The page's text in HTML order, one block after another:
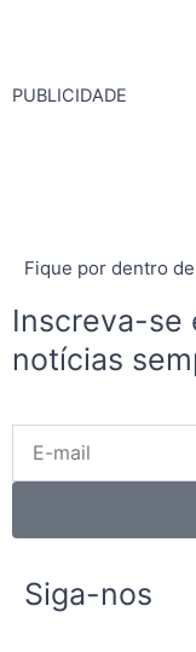
PUBLICIDADE
Fique por dentro
Inscreva-se
notícias
mail
Siga-nos